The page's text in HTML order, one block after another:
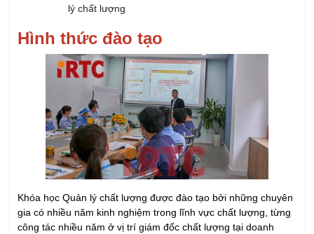
lý chất lượng
Hình thức đào tạo
Khóa học Quản lý chất lượng được đào tạo bởi những chuyên
gia có nhiều năm kinh nghiệm trong lĩnh vực chất lượng, từng
công tác nhiều năm ở vị trí giám đốc chất lượng tại doanh